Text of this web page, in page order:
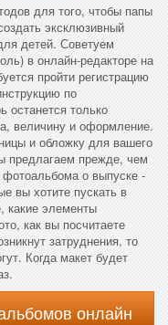
для того, чтобы папы
эксклюзивный
детей. Советуем
в онлайн-редакторе на
пройти регистрацию
по
останется только
величину и оформление.
и обложку для вашего
предлагаем прежде, чем
фотоальбома о выпуске -
вы хотите пускать в
какие элементы
как вы посчитаете
затруднения, то
Когда макет будет
онлайн